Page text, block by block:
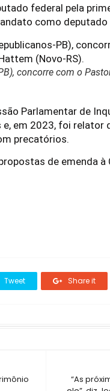
federal pela
como deputado
concorre com o
Parlamentar de
em 2023, foi relator
precatórios.
de emenda à
Tweet Share it
“As